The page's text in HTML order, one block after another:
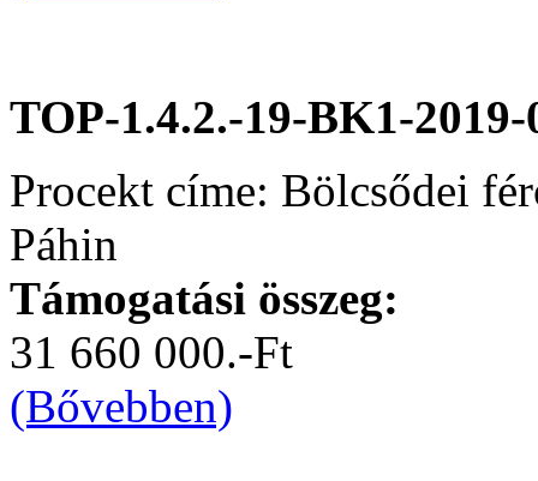
TOP-1.4.2.-19-BK1-2019-
Procekt címe: Bölcsődei
Páhin
Támogatási összeg:
31 660 000.-Ft
(Bővebben)